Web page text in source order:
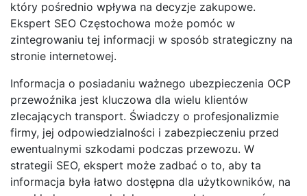
który pośrednio wpływa na decyzje zakupowe.
Ekspert SEO Częstochowa może pomóc w
zintegrowaniu tej informacji w sposób strategiczny na
stronie internetowej.
Informacja o posiadaniu ważnego ubezpieczenia OCP
przewoźnika jest kluczowa dla wielu klientów
zlecających transport. Świadczy o profesjonalizmie
firmy, jej odpowiedzialności i zabezpieczeniu przed
ewentualnymi szkodami podczas przewozu. W
strategii SEO, ekspert może zadbać o to, aby ta
informacja była łatwo dostępna dla użytkowników, na